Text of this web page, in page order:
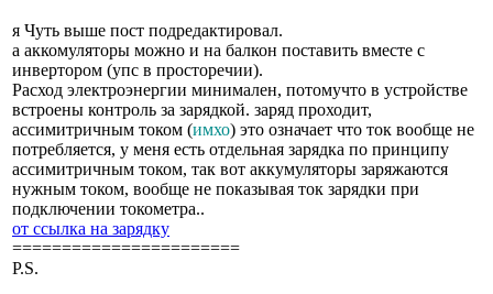
я Чуть выше пост подредактировал.
а аккомуляторы можно и на балкон поставить вместе с
инвертором (упс в просторечии).
Расход электроэнергии минимален, потомучто в устройстве
встроены контроль за зарядкой. заряд проходит,
ассимитричным током (имхо) это означает что ток вообще не
потребляется, у меня есть отдельная зарядка по принципу
ассимитричным током, так вот аккумуляторы заряжаются
нужным током, вообще не показывая ток зарядки при
подключении токометра..
от ссылка на зарядку
=======================
P.S.